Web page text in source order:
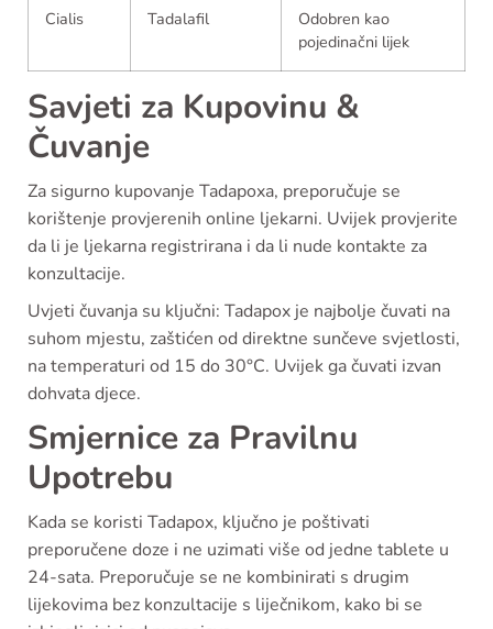
Cialis Tadalafil
Odobren kao
pojedinačni lijek
Savjeti za Kupovinu &
Čuvanje
Za sigurno kupovanje Tadapoxa, preporučuje se
korištenje provjerenih online ljekarni. Uvijek provjerite
da li je ljekarna registrirana i da li nude kontakte za
konzultacije.
Uvjeti čuvanja su ključni: Tadapox je najbolje čuvati na
suhom mjestu, zaštićen od direktne sunčeve svjetlosti,
na temperaturi od 15 do 30°C. Uvijek ga čuvati izvan
dohvata djece.
Smjernice za Pravilnu
Upotrebu
Kada se koristi Tadapox, ključno je poštivati
preporučene doze i ne uzimati više od jedne tablete u
24-sata. Preporučuje se ne kombinirati s drugim
lijekovima bez konzultacije s liječnikom, kako bi se